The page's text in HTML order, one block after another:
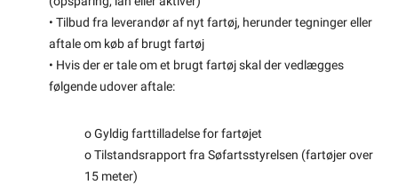
• Tilbud fra leverandør af nyt fartøj, herunder tegninger eller
aftale om køb af brugt fartøj
• Hvis der er tale om et brugt fartøj skal der vedlægges
følgende udover aftale:
o Gyldig farttilladelse for fartøjet
o Tilstandsrapport fra Søfartsstyrelsen (fartøjer over
15 meter)